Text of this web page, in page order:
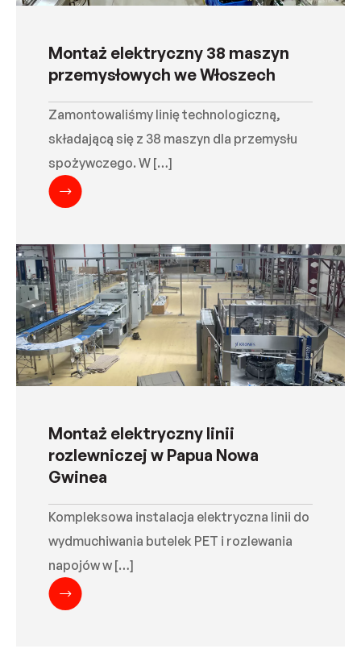
Montaż elektryczny 38 maszyn
przemysłowych we Włoszech
Zamontowaliśmy linię technologiczną,
składającą się z 38 maszyn dla przemysłu
spożywczego. W […]
Montaż elektryczny linii
rozlewniczej w Papua Nowa
Gwinea
Kompleksowa instalacja elektryczna linii do
wydmuchiwania butelek PET i rozlewania
napojów w […]